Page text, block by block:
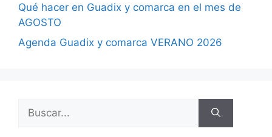
Qué hacer en Guadix y comarca en el mes de
AGOSTO
Agenda Guadix y comarca VERANO 2026
Buscar: